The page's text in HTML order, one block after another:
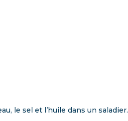
le sel et l’huile dans un saladier.